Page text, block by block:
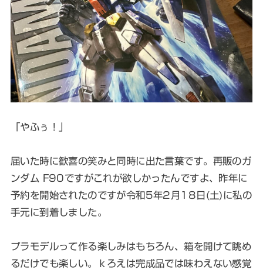
「やふぅ！」
届いた時に歓喜の笑みと同時に出た言葉です。再販のガ
ンダム F90ですがこれが欲しかったんですよ、昨年に
予約を開始されたのですが令和5年2月18日(土)に私の
手元に到着しました。
プラモデルって作る楽しみはもちろん、箱を開けて眺め
るだけでも楽しい。ｋろえは完成品では味わえない感覚